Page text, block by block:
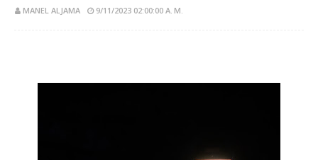
MANEL ALJAMA 9/11/2023 02:00:00 A. M.